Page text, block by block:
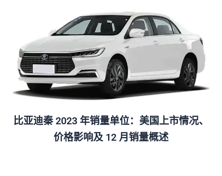
比亚迪秦 2023 年销量单位：美国上市情况、
价格影响及 12 月销量概述